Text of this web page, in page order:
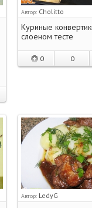
Автор: Cholitto
Куриные
слоеном тесте
0 0
Автор: LedyG